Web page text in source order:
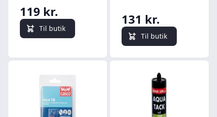
119 kr.
Til butik
131 kr.
Til butik